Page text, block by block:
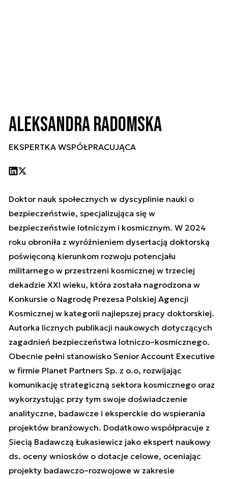
Aleksandra Radomska
EKSPERTKA WSPÓŁPRACUJĄCA
Doktor nauk społecznych w dyscyplinie nauki o
bezpieczeństwie, specjalizująca się w
bezpieczeństwie lotniczym i kosmicznym. W 2024
roku obroniła z wyróżnieniem dysertacją doktorską
poświęconą kierunkom rozwoju potencjału
militarnego w przestrzeni kosmicznej w trzeciej
dekadzie XXI wieku, która została nagrodzona w
Konkursie o Nagrodę Prezesa Polskiej Agencji
Kosmicznej w kategorii najlepszej pracy doktorskiej.
Autorka licznych publikacji naukowych dotyczących
zagadnień bezpieczeństwa lotniczo–kosmicznego.
Obecnie pełni stanowisko Senior Account Executive
w firmie Planet Partners Sp. z o.o, rozwijając
komunikację strategiczną sektora kosmicznego oraz
wykorzystując przy tym swoje doświadczenie
analityczne, badawcze i eksperckie do wspierania
projektów branżowych. Dodatkowo współpracuje z
Siecią Badawczą Łukasiewicz jako ekspert naukowy
ds. oceny wniosków o dotacje celowe, oceniając
projekty badawczo–rozwojowe w zakresie